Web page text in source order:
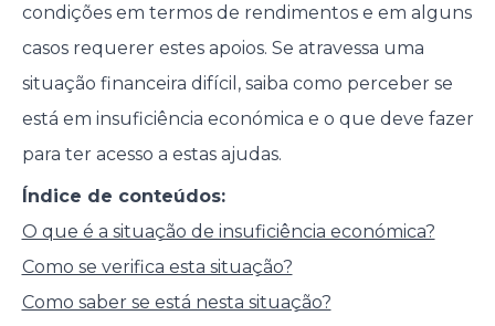
condições em termos de rendimentos e em alguns
casos requerer estes apoios. Se atravessa uma
situação financeira difícil, saiba como perceber se
está em insuficiência económica e o que deve fazer
para ter acesso a estas ajudas.
Índice de conteúdos:
O que é a situação de insuficiência económica?
Como se verifica esta situação?
Como saber se está nesta situação?